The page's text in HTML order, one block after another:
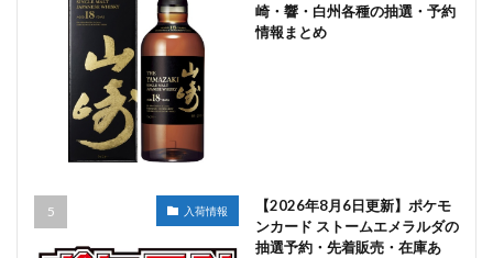
崎・響・白州各種の抽選・予約
情報まとめ
入荷情報
【2026年8月6日更新】ポケモ
ンカード ストームエメラルダの
抽選予約・先着販売・在庫あ